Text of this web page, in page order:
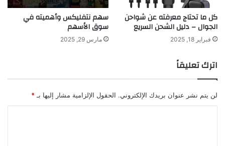
كل ما تحتاج معرفته عن شواحن
الجوال – دليل الشحن السريع
فبراير 18, 2025
سهم نتفليكس وأهميته في
سوق الأسهم
مارس 29, 2025
اترك تعليقاً
لن يتم نشر عنوان بريدك الإلكتروني. الحقول الإلزامية مشار إليها بـ *